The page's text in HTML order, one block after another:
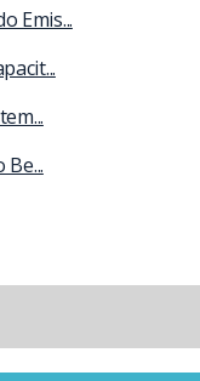
Emis...